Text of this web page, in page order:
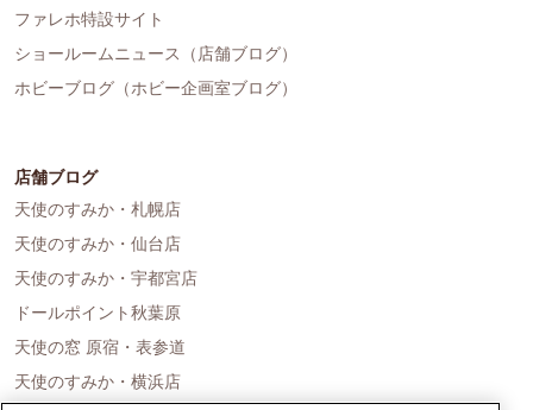
ファレホ特設サイト
ショールームニュース（店舗ブログ）
ホビーブログ（ホビー企画室ブログ）
店舗ブログ
天使のすみか・札幌店
天使のすみか・仙台店
天使のすみか・宇都宮店
ドールポイント秋葉原
天使の窓 原宿・表参道
天使のすみか・横浜店